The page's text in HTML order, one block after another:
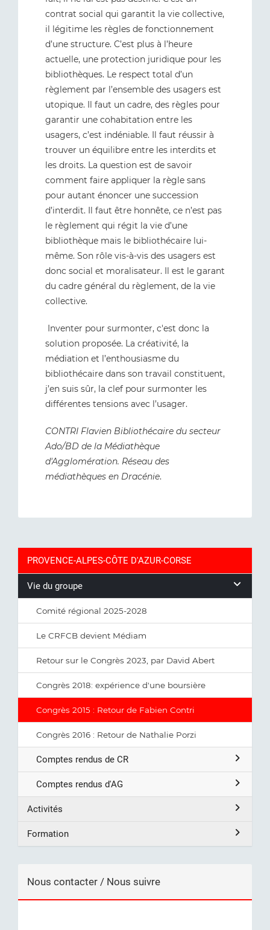
contrat social qui garantit la vie collective,
il légitime les règles de fonctionnement
d’une structure. C’est plus à l’heure
actuelle, une protection juridique pour les
bibliothèques. Le respect total d’un
règlement par l’ensemble des usagers est
utopique. Il faut un cadre, des règles pour
garantir une cohabitation entre les
usagers, c’est indéniable. Il faut réussir à
trouver un équilibre entre les interdits et
les droits. La question est de savoir
comment faire appliquer la règle sans
pour autant énoncer une succession
d’interdit. Il faut être honnête, ce n’est pas
le règlement qui régit la vie d’une
bibliothèque mais le bibliothécaire lui-
même. Son rôle vis-à-vis des usagers est
donc social et moralisateur. Il est le garant
du cadre général du règlement, de la vie
collective.
Inventer pour surmonter, c'est donc la
solution proposée. La créativité, la
médiation et l’enthousiasme du
bibliothécaire dans son travail constituent,
j’en suis sûr, la clef pour surmonter les
différentes tensions avec l’usager.
CONTRI Flavien Bibliothécaire du secteur
Ado/BD de la Médiathèque
d'Agglomération. Réseau des
médiathèques en Dracénie.
PROVENCE-ALPES-CÔTE D'AZUR-CORSE
Vie du groupe
Comité régional 2025-2028
Le CRFCB devient Médiam
Retour sur le Congrès 2023, par David Abert
Congrès 2018: expérience d'une boursière
Congrès 2015 : Retour de Fabien Contri
Congrès 2016 : Retour de Nathalie Porzi
Comptes rendus de CR
Comptes rendus d'AG
Activités
Formation
Nous contacter / Nous suivre